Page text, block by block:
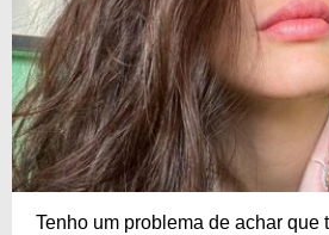
Tenho um problema de achar que